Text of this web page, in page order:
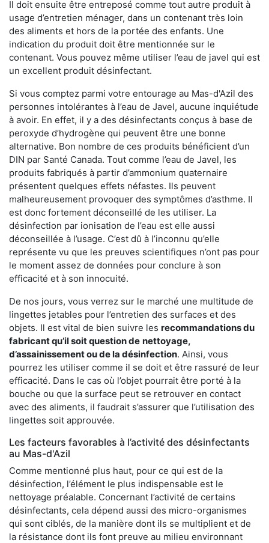
Il doit ensuite être entreposé comme tout autre produit à
usage d’entretien ménager, dans un contenant très loin
des aliments et hors de la portée des enfants. Une
indication du produit doit être mentionnée sur le
contenant. Vous pouvez même utiliser l’eau de javel qui est
un excellent produit désinfectant.
Si vous comptez parmi votre entourage au Mas-d'Azil des
personnes intolérantes à l’eau de Javel, aucune inquiétude
à avoir. En effet, il y a des désinfectants conçus à base de
peroxyde d’hydrogène qui peuvent être une bonne
alternative. Bon nombre de ces produits bénéficient d’un
DIN par Santé Canada. Tout comme l’eau de Javel, les
produits fabriqués à partir d’ammonium quaternaire
présentent quelques effets néfastes. Ils peuvent
malheureusement provoquer des symptômes d’asthme. Il
est donc fortement déconseillé de les utiliser. La
désinfection par ionisation de l’eau est elle aussi
déconseillée à l’usage. C’est dû à l’inconnu qu’elle
représente vu que les preuves scientifiques n’ont pas pour
le moment assez de données pour conclure à son
efficacité et à son innocuité.
De nos jours, vous verrez sur le marché une multitude de
lingettes jetables pour l’entretien des surfaces et des
objets. Il est vital de bien suivre les recommandations du
fabricant qu’il soit question de nettoyage,
d’assainissement ou de la désinfection. Ainsi, vous
pourrez les utiliser comme il se doit et être rassuré de leur
efficacité. Dans le cas où l’objet pourrait être porté à la
bouche ou que la surface peut se retrouver en contact
avec des aliments, il faudrait s’assurer que l’utilisation des
lingettes soit approuvée.
Les facteurs favorables à l’activité des désinfectants
au Mas-d'Azil
Comme mentionné plus haut, pour ce qui est de la
désinfection, l’élément le plus indispensable est le
nettoyage préalable. Concernant l’activité de certains
désinfectants, cela dépend aussi des micro-organismes
qui sont ciblés, de la manière dont ils se multiplient et de
la résistance dont ils font preuve au milieu environnant